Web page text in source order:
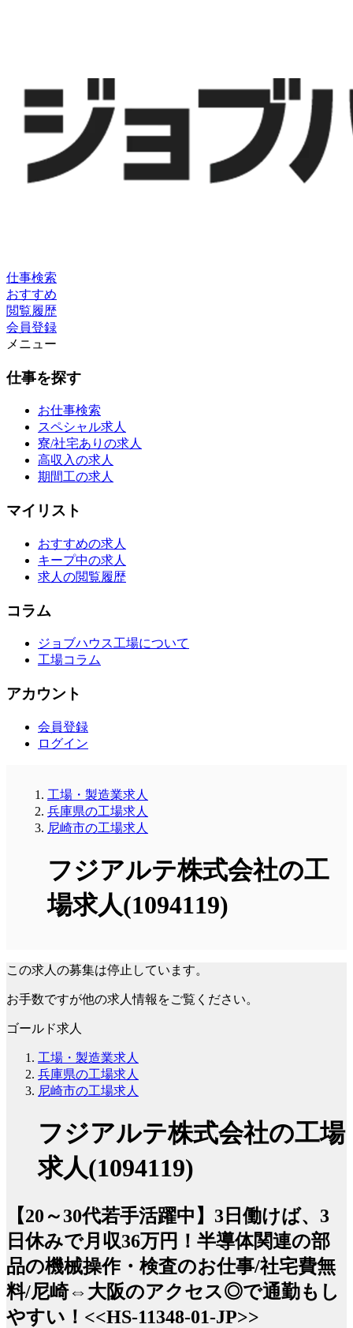
仕事検索
おすすめ
閲覧履歴
会員登録
メニュー
仕事を探す
お仕事検索
スペシャル求人
寮/社宅ありの求人
高収入の求人
期間工の求人
マイリスト
おすすめの求人
キープ中の求人
求人の閲覧履歴
コラム
ジョブハウス工場について
工場コラム
アカウント
会員登録
ログイン
工場・製造業求人
兵庫県の工場求人
尼崎市の工場求人
フジアルテ株式会社の工
場求人(1094119)
この求人の募集は停止しています。
お手数ですが他の求人情報をご覧ください。
ゴールド求人
工場・製造業求人
兵庫県の工場求人
尼崎市の工場求人
フジアルテ株式会社の工場
求人(1094119)
【20～30代若手活躍中】3日働けば、3
日休みで月収36万円！半導体関連の部
品の機械操作・検査のお仕事/社宅費無
料/尼崎⇔大阪のアクセス◎で通勤もし
やすい！<<HS-11348-01-JP>>